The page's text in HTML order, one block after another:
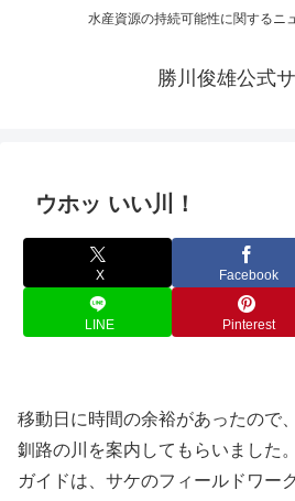
水産資源の持続可能性に関するニ
勝川俊雄公式
ウホッ いい川！
X Facebook
LINE Pinterest
移動日に時間の余裕があったので、
釧路の川を案内してもらいました。
ガイドは、サケのフィールドワー